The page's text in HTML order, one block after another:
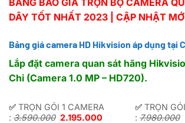
DÂY TỐT NHẤT 2023 | CẬP NHẬT
Bảng giá camera HD Hikvision áp dụng tại
Lắp đặt camera quan sát hãng
Chi (Camera 1.0 MP – HD720).
✅ TRỌN GÓI 1 CAMERA
: 3.590.000 2.195.000
✅ TRỌN
:7.980.000